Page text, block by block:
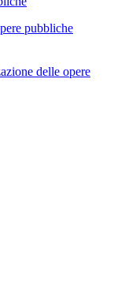
pubbliche
delle opere